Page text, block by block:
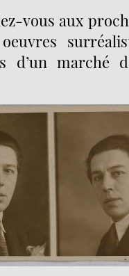
vous aux
d’un marché